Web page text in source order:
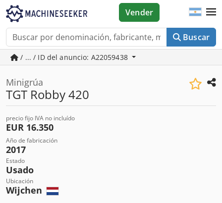
Buscar
Vender
/ ... / ID del anuncio: A22059438
Minigrúa
TGT Robby 420
precio fijo IVA no incluído
EUR 16.350
Año de fabricación
2017
Estado
Usado
Ubicación
Wijchen